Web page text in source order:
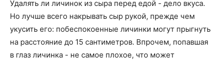
Удалять ли личинок из сыра перед едой - дело вкуса.
Но лучше всего накрывать сыр рукой, прежде чем
укусить его: побеспокоенные личинки могут прыгнуть
на расстояние до 15 сантиметров. Впрочем, попавшая
в глаз личинка - не самое плохое, что может